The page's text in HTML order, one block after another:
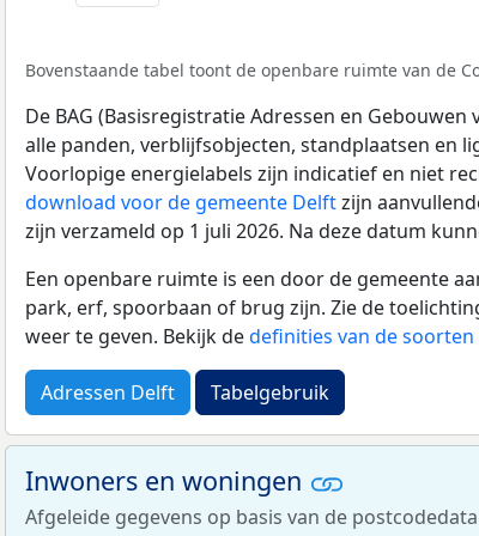
Bovenstaande tabel toont de openbare ruimte van de
De BAG (Basisregistratie Adressen en
alle panden, verblijfsobjecten, standplaatsen en
Voorlopige energielabels zijn indicatief en niet
download voor de gemeente Delftzijn
zijn verzameld op 1 juli 2026. Na deze datum
Een openbare ruimte is een door de gemeente
park, erf, spoorbaan of brug zijn. Zie de
weer te geven. Bekijk dedefinities van de
Adressen Delft Tabelgebruik
Inwoners en woningen
Afgeleide gegevens op basis van de